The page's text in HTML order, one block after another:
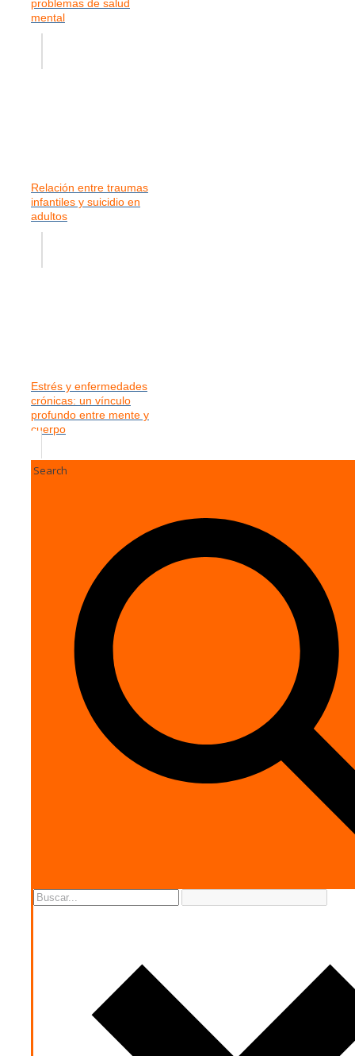
problemas de salud
mental
Relación entre traumas
infantiles y suicidio en
adultos
Estrés y enfermedades
crónicas: un vínculo
profundo entre mente y
cuerpo
Search